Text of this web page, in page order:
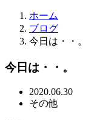
ホーム
ブログ
今日は・・。
今日は・・。
2020.06.30
その他